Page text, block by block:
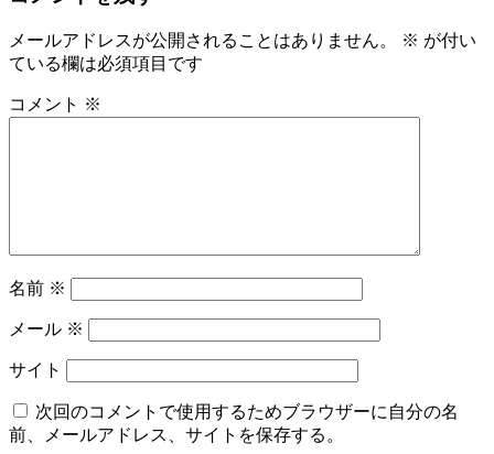
メールアドレスが公開されることはありません。 ※ が付い
ている欄は必須項目です
コメント ※
名前 ※
メール ※
サイト
次回のコメントで使用するためブラウザーに自分の名
前、メールアドレス、サイトを保存する。